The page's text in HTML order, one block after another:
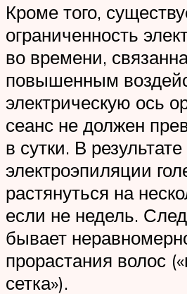
Кроме того,
ограниченность
во времени,
повышенным
электрическую ось
сеанс не должен
в сутки. В
электроэпиляции
растянуться на
если не недель.
бывает
прорастания волос
сетка»).